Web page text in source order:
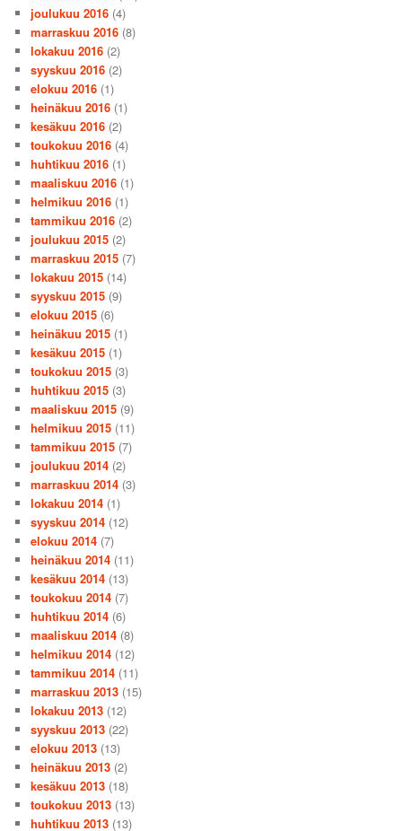
joulukuu 2016 (4)
marraskuu 2016 (8)
lokakuu 2016 (2)
syyskuu 2016 (2)
elokuu 2016 (1)
heinäkuu 2016 (1)
kesäkuu 2016 (2)
toukokuu 2016 (4)
huhtikuu 2016 (1)
maaliskuu 2016 (1)
helmikuu 2016 (1)
tammikuu 2016 (2)
joulukuu 2015 (2)
marraskuu 2015 (7)
lokakuu 2015 (14)
syyskuu 2015 (9)
elokuu 2015 (6)
heinäkuu 2015 (1)
kesäkuu 2015 (1)
toukokuu 2015 (3)
huhtikuu 2015 (3)
maaliskuu 2015 (9)
helmikuu 2015 (11)
tammikuu 2015 (7)
joulukuu 2014 (2)
marraskuu 2014 (3)
lokakuu 2014 (1)
syyskuu 2014 (12)
elokuu 2014 (7)
heinäkuu 2014 (11)
kesäkuu 2014 (13)
toukokuu 2014 (7)
huhtikuu 2014 (6)
maaliskuu 2014 (8)
helmikuu 2014 (12)
tammikuu 2014 (11)
marraskuu 2013 (15)
lokakuu 2013 (12)
syyskuu 2013 (22)
elokuu 2013 (13)
heinäkuu 2013 (2)
kesäkuu 2013 (18)
toukokuu 2013 (13)
huhtikuu 2013 (13)